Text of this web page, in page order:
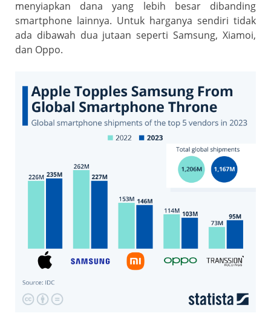
menyiapkan dana yang lebih besar dibanding
smartphone lainnya. Untuk harganya sendiri tidak
ada dibawah dua jutaan seperti Samsung, Xiamoi,
dan Oppo.